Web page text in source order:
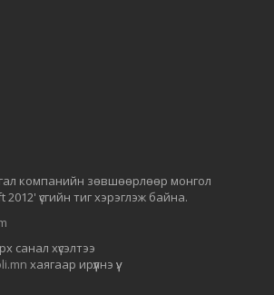
компанийн зөвшөөрлөөр монгол
үсгийн тиг хэрэглэж байна.
санал хүсэлтээ
хаягаар ирүүлнэ үү.